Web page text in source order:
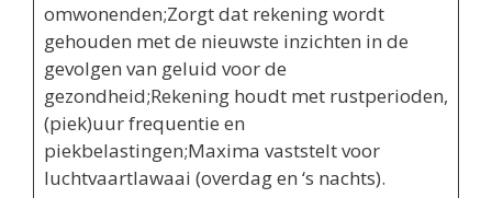
omwonenden;Zorgt dat rekening wordt
gehouden met de nieuwste inzichten in de
gevolgen van geluid voor de
gezondheid;Rekening houdt met rustperioden,
(piek)uur frequentie en
piekbelastingen;Maxima vaststelt voor
luchtvaartlawaai (overdag en ‘s nachts).